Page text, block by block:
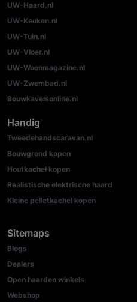
UW-Haard.nl
UW-Keuken.nl
UW-Tuin.nl
UW-Vloer.nl
UW-Woonmagazine.nl
UW-Zwembad.nl
Bouwkavelsonline.nl
Handig
Tweedehandscaravan.nl
Bouwgrond kopen
Houtkachel kopen
Realistische elektrische haard
Kleine pelletkachel kopen
Sitemaps
Blogs
Dealers
Open haarden winkels
Webshop